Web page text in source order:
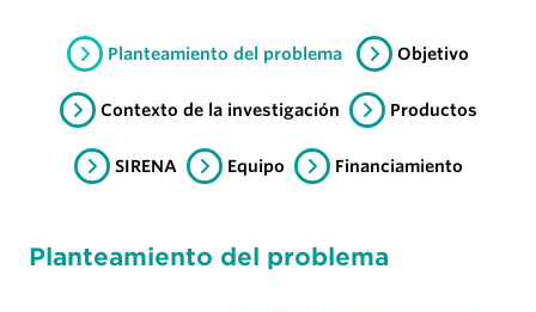
Planteamiento del problema Objetivo
Contexto de la investigación Productos
SIRENA Equipo Financiamiento
Planteamiento del problema